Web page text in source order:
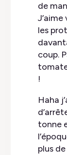
de
les
coup.
!
Haha
tonne
plus